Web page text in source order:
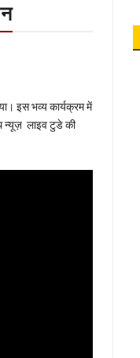
इस भव्य कार्यक्रम में
न्यूज़ लाइव टुडे की